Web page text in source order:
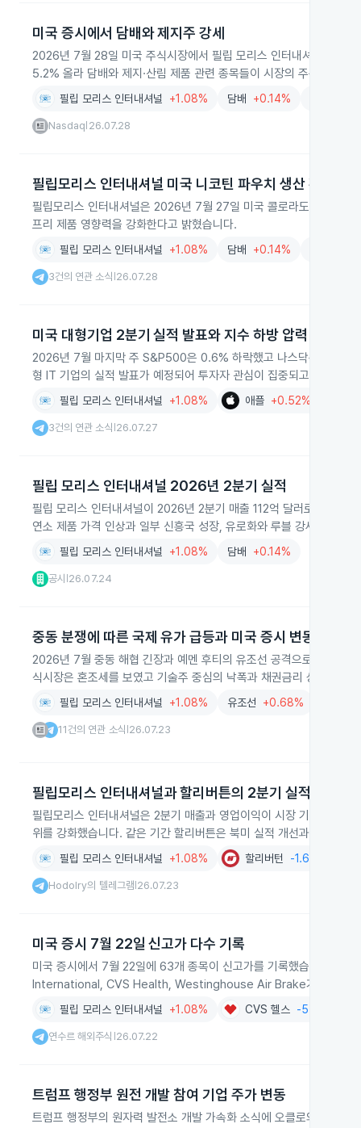
미국 증시에서 담배와 제지주 강세
2026년 7월 28일 미국 주식시장에서 필립 모리스 인터내셔널과 알
5.2% 올라 담배와 제지·산림 제품 관련 종목들이 시장의 주목을 받았
필립 모리스 인터내셔널 +1.08% 담배 +0.14%
Nasdaq 26.07.28
필립모리스 인터내셔널 미국 니코틴 파우치 생산 확대 투
필립모리스 인터내셔널은 2026년 7월 27일 미국 콜로라도 오로라의
프리 제품 영향력을 강화한다고 밝혔습니다.
필립 모리스 인터내셔널 +1.08% 담배 +0.14%
3건의 연관 소식 26.07.28
미국 대형기업 2분기 실적 발표와 지수 하방 압력
2026년 7월 마지막 주 S&P500은 0.6% 하락했고 나스닥은 2.1%
형 IT 기업의 실적 발표가 예정되어 투자자 관심이 집중되고 있습니다.
필립 모리스 인터내셔널 +1.08% 애플 +0.52%
3건의 연관 소식 26.07.27
필립 모리스 인터내셔널 2026년 2분기 실적
필립 모리스 인터내셔널이 2026년 2분기 매출 112억 달러로 전년
연소 제품 가격 인상과 일부 신흥국 성장, 유로화와 루블 강세가 견인
필립 모리스 인터내셔널 +1.08% 담배 +0.14%
공시 26.07.24
중동 분쟁에 따른 국제 유가 급등과 미국 증시 변동
2026년 7월 중동 해협 긴장과 예멘 후티의 유조선 공격으로 국제 유
식시장은 혼조세를 보였고 기술주 중심의 낙폭과 채권금리 상승이 관
필립 모리스 인터내셔널 +1.08% 유조선 +0.68%
11건의 연관 소식 26.07.23
필립모리스 인터내셔널과 할리버튼의 2분기 실적 개선
필립모리스 인터내셔널은 2분기 매출과 영업이익이 시장 기대치를
위를 강화했습니다. 같은 기간 할리버튼은 북미 실적 개선과 해외 사
필립 모리스 인터내셔널 +1.08% 할리버턴 -1.67%
Hodolry의 텔레그램 26.07.23
미국 증시 7월 22일 신고가 다수 기록
미국 증시에서 7월 22일에 63개 종목이 신고가를 기록했습니다. 에
International, CVS Health, Westinghouse Air Brake가 거래대금
필립 모리스 인터내셔널 +1.08% CVS 헬스 -5.08%
연수르 해외주식 26.07.22
트럼프 행정부 원전 개발 참여 기업 주가 변동
트럼프 행정부의 원자력 발전소 개발 가속화 소식에 오클로와 X-에